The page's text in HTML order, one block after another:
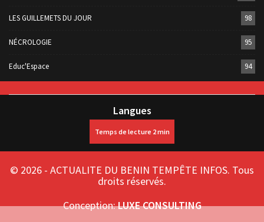
LES GUILLEMETS DU JOUR 98
NÉCROLOGIE 95
Educ'Espace 94
Langues
© 2026 - ACTUALITE DU BENIN TEMPÊTE INFOS. Tous
droits réservés.
Conception:LUXE CONSULTING